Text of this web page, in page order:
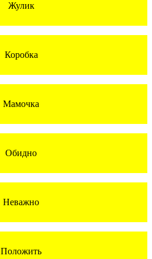
Жулик
Коробка
Мамочка
Обидно
Неважно
Положить